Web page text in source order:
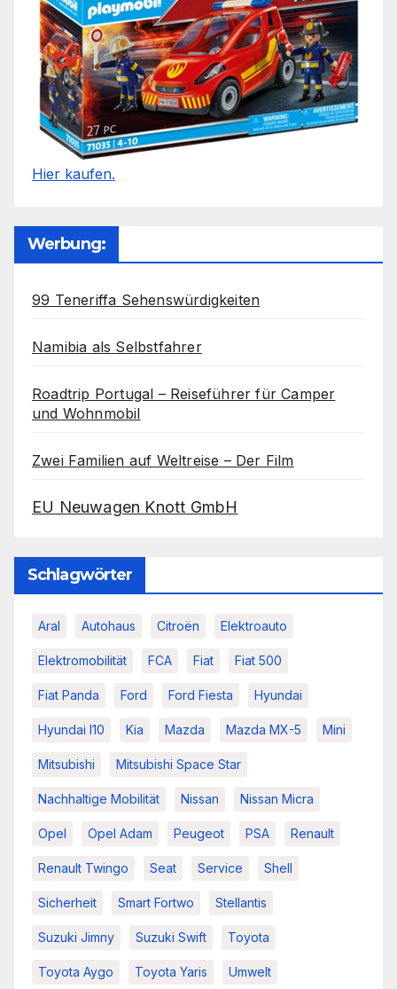
Hier kaufen.
Werbung:
99 Teneriffa Sehenswürdigkeiten
Namibia als Selbstfahrer
Roadtrip Portugal – Reiseführer für Camper
und Wohnmobil
Zwei Familien auf Weltreise – Der Film
EU Neuwagen Knott GmbH
Schlagwörter
Aral Autohaus Citroën Elektroauto
Elektromobilität FCA Fiat Fiat 500
Fiat Panda Ford Ford Fiesta Hyundai
Hyundai I10 Kia Mazda Mazda MX-5 Mini
Mitsubishi Mitsubishi Space Star
Nachhaltige Mobilität Nissan Nissan Micra
Opel Opel Adam Peugeot PSA Renault
Renault Twingo Seat Service Shell
Sicherheit Smart Fortwo Stellantis
Suzuki Jimny Suzuki Swift Toyota
Toyota Aygo Toyota Yaris Umwelt